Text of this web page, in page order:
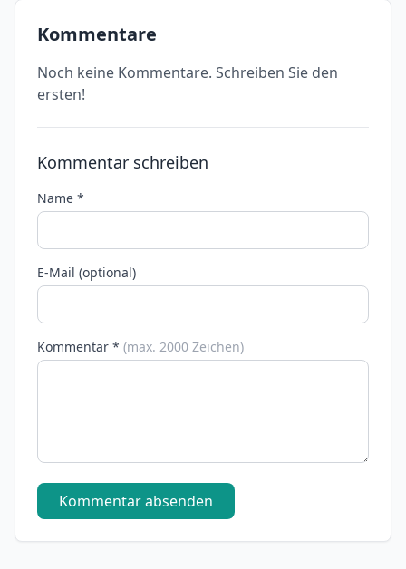
Kommentare
Noch keine Kommentare. Schreiben Sie den
ersten!
Kommentar schreiben
Name *
E-Mail (optional)
Kommentar * (max. 2000 Zeichen)
Kommentar absenden